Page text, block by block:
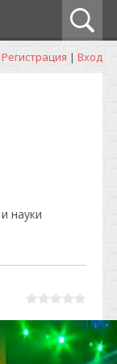
Регистрация | Вход
науки